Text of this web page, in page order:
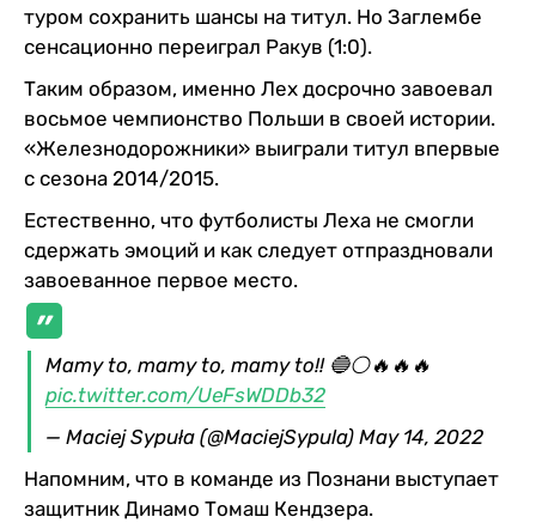
туром сохранить шансы на титул. Но Заглембе
сенсационно переиграл Ракув (1:0).
Таким образом, именно Лех досрочно завоевал
восьмое чемпионство Польши в своей истории.
«Железнодорожники» выиграли титул впервые
с сезона 2014/2015.
Естественно, что футболисты Леха не смогли
сдержать эмоций и как следует отпраздновали
завоеванное первое место.
Mamy to, mamy to, mamy to!! 🔵⚪🔥🔥🔥
pic.twitter.com/UeFsWDDb32
— Maciej Sypuła (@MaciejSypula) May 14, 2022
Напомним, что в команде из Познани выступает
защитник Динамо Томаш Кендзера.